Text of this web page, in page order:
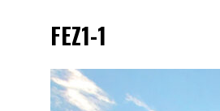
EL DESPERTAR
FEZ1-1